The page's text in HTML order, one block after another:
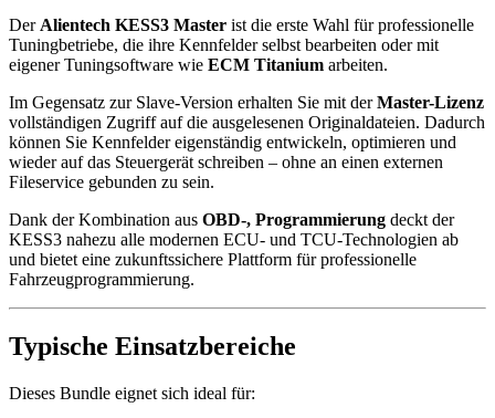
Der Alientech KESS3 Master ist die erste Wahl für professionelle
Tuningbetriebe, die ihre Kennfelder selbst bearbeiten oder mit
eigener Tuningsoftware wie ECM Titanium arbeiten.
Im Gegensatz zur Slave-Version erhalten Sie mit derMaster-Lizenz
vollständigen Zugriff auf die ausgelesenen Originaldateien. Dadurch
können Sie Kennfelder eigenständig entwickeln, optimieren und
wieder auf das Steuergerät schreiben – ohne an einen externen
Fileservice gebunden zu sein.
Dank der Kombination aus OBD-, Programmierung deckt der
KESS3 nahezu alle modernen ECU- und TCU-Technologien ab
und bietet eine zukunftssichere Plattform für professionelle
Fahrzeugprogrammierung.
Typische Einsatzbereiche
Dieses Bundle eignet sich ideal für: